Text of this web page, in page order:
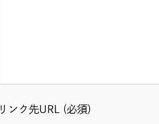
リンク先URL (必須)